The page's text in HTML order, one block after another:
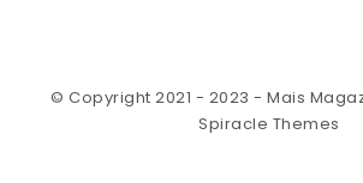
© Copyright 2021 - 2023 - Mais
Spiracle Themes